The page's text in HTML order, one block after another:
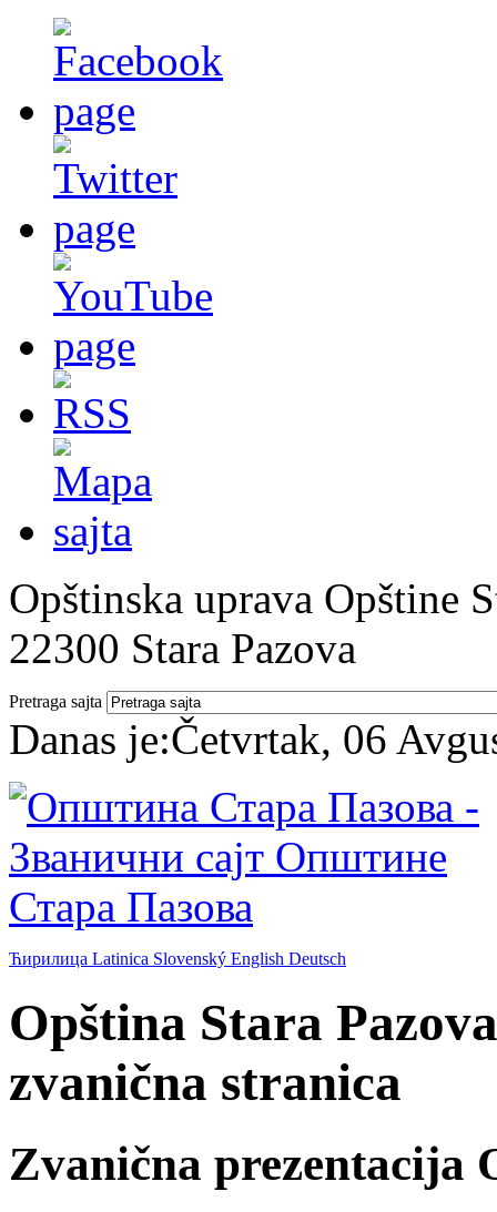
Opštinska uprava Opštine
22300 Stara Pazova
Pretraga sajta
Danas je:Četvrtak, 06
Ћирилица Latinica Slovenský English Deutsch
Opština Stara
zvanična stranica
Zvanična prezentacija